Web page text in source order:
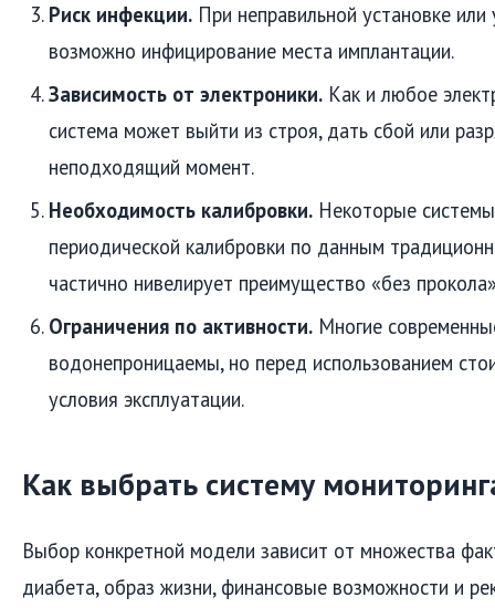
Риск инфекции. При неправильной установке
возможно инфицирование места имплантации.
Зависимость от электроники. Как и любое
система может выйти из строя, дать сбой или
неподходящий момент.
Необходимость калибровки. Некоторые
периодической калибровки по данным
частично нивелирует преимущество «без
Ограничения по активности. Многие
водонепроницаемы, но перед использованием
условия эксплуатации.
Как выбрать систему
Выбор конкретной модели зависит от множества
диабета, образ жизни, финансовые возможности и